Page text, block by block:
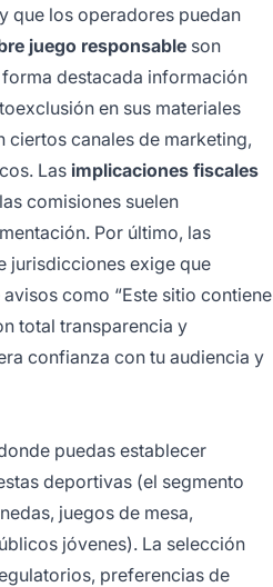
que los operadores puedan
juego responsable son
destacada información
en sus materiales
canales de marketing,
Las implicaciones fiscales
comisiones suelen
Por último, las
jurisdicciones exige que
como “Este sitio contiene
total transparencia y
confianza con tu audiencia y
puedas establecer
deportivas (el segmento
juegos de mesa,
jóvenes). La selección
preferencias de